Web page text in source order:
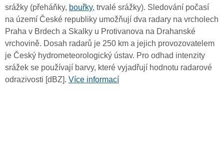
srážky (přeháňky, bouřky, trvalé srážky). Sledování počasí
na území České republiky umožňují dva radary na vrcholech
Praha v Brdech a Skalky u Protivanova na Drahanské
vrchovině. Dosah radarů je 250 km a jejich provozovatelem
je Český hydrometeorologický ústav. Pro odhad intenzity
srážek se používají barvy, které vyjadřují hodnotu radarové
odrazivosti [dBZ]. Více informací